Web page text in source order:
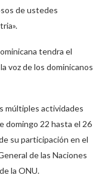
de ustedes
tendra el
voz de los dominicanos
múltiples actividades
domingo 22 hasta el 26
su participación en el
de las Naciones
la ONU.